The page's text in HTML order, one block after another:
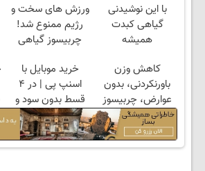
با این نوشیدنی
گیاهی کبدت
همیشه
ورزش های سخت و
رژیم ممنوع شد!
چربیسوز گیاهی
شد(موجودی
محدود)
کاهش وزن
باورنکردنی، بدون
عوارض، چربیسوز
گیاهی(۶۰%
تخفیف)
خرید موبایل با
اسنپ پی | در ۴
قسط بدون سود و
کارمزد!